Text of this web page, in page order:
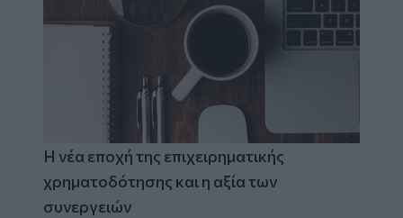
Η νέα εποχή της επιχειρηματικής
χρηματοδότησης και η αξία των
συνεργειών